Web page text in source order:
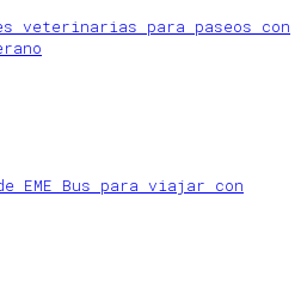
veterinarias para paseos con
EME Bus para viajar con